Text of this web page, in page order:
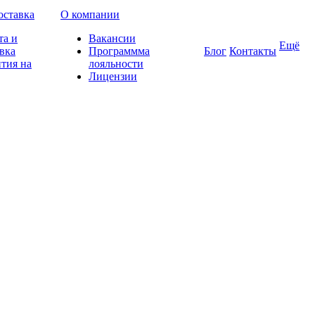
и
на
О компании
Вакансии
Программма
лояльности
Лицензии
Блог Контакты Ещё